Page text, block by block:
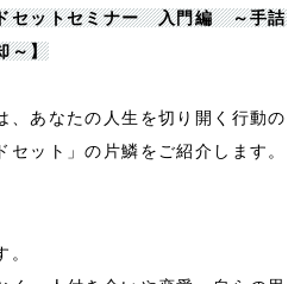
セットセミナー 入門編 ～手詰
～】
、あなたの人生を切り開く行動の
ット」の片鱗をご紹介します。